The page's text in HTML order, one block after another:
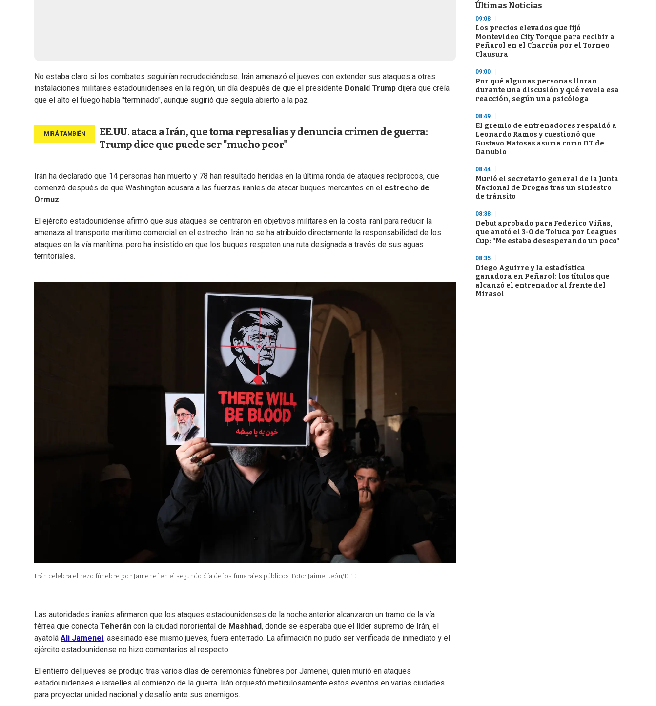
No estaba claro si los combates seguirían recrudeciéndose. Irán amenazó el jueves con extender sus ataques a otras
instalaciones militares estadounidenses en la región, un día después de que el presidente Donald Trump dijera que creía
que el alto el fuego había "terminado", aunque sugirió que seguía abierto a la paz.
EE.UU. ataca a Irán, que toma represalias y denuncia crimen de guerra:
Trump dice que puede ser "mucho peor"
Irán ha declarado que 14 personas han muerto y 78 han resultado heridas en la última ronda de ataques recíprocos, que
comenzó después de que Washington acusara a las fuerzas iraníes de atacar buques mercantes en el estrecho de
Ormuz.
El ejército estadounidense afirmó que sus ataques se centraron en objetivos militares en la costa iraní para reducir la
amenaza al transporte marítimo comercial en el estrecho. Irán no se ha atribuido directamente la responsabilidad de los
ataques en la vía marítima, pero ha insistido en que los buques respeten una ruta designada a través de sus aguas
territoriales.
Irán celebra el rezo fúnebre por Jameneí en el segundo día de los funerales públicos Foto: Jaime León/EFE.
Las autoridades iraníes afirmaron que los ataques estadounidenses de la noche anterior alcanzaron un tramo de la vía
férrea que conecta Teherán con la ciudad nororiental de Mashhad, donde se esperaba que el líder supremo de Irán, el
ayatolá Ali Jamenei, asesinado ese mismo jueves, fuera enterrado. La afirmación no pudo ser verificada de inmediato y el
ejército estadounidense no hizo comentarios al respecto.
El entierro del jueves se produjo tras varios días de ceremonias fúnebres por Jamenei, quien murió en ataques
estadounidenses e israelíes al comienzo de la guerra. Irán orquestó meticulosamente estos eventos en varias ciudades
para proyectar unidad nacional y desafío ante sus enemigos.
Últimas Noticias
09:08
Los precios elevados que fijó
Montevideo City Torque para recibir a
Peñarol en el Charrúa por el Torneo
Clausura
09:00
Por qué algunas personas lloran
durante una discusión y qué revela esa
reacción, según una psicóloga
08:49
El gremio de entrenadores respaldó a
Leonardo Ramos y cuestionó que
Gustavo Matosas asuma como DT de
Danubio
08:44
Murió el secretario general de la Junta
Nacional de Drogas tras un siniestro
de tránsito
08:38
Debut aprobado para Federico Viñas,
que anotó el 3-0 de Toluca por Leagues
Cup: "Me estaba desesperando un poco"
08:35
Diego Aguirre y la estadística
ganadora en Peñarol: los títulos que
alcanzó el entrenador al frente del
Mirasol